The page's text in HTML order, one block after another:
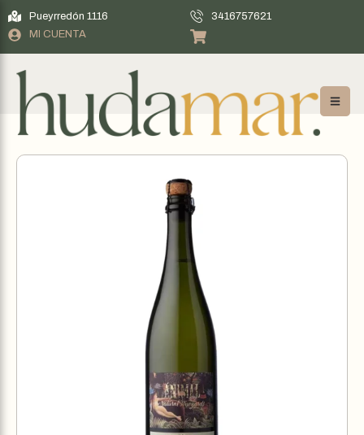
Pueyrredón 1116
3416757621
MI CUENTA